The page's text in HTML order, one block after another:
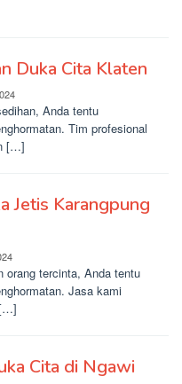
Duka Cita Klaten
Anda tentu
Tim profesional
[…]
Jetis Karangpung
orang tercinta, Anda tentu
Jasa kami
[…]
Cita di Ngawi